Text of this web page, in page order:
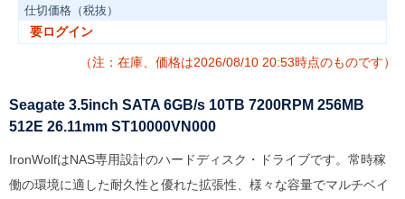
仕切価格（税抜）
要ログイン
（注：在庫、価格は2026/08/10 20:53時点のものです）
Seagate 3.5inch SATA 6GB/s 10TB 7200RPM 256MB
512E 26.11mm ST10000VN000
IronWolfはNAS専用設計のハードディスク・ドライブです。常時稼
働の環境に適した耐久性と優れた拡張性、様々な容量でマルチベイ